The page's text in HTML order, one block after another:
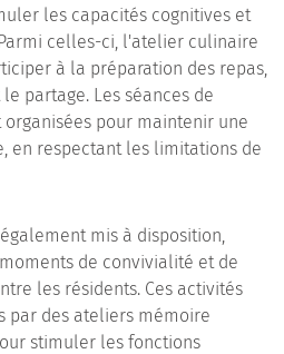
les capacités cognitives et
celles-ci, l'atelier culinaire
à la préparation des repas,
partage. Les séances de
organisées pour maintenir une
en respectant les limitations de
mis à disposition,
de convivialité et de
les résidents. Ces activités
par des ateliers mémoire
stimuler les fonctions